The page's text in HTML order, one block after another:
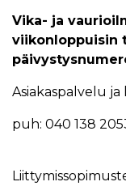
Vika- ja
viikonloppuisin
Asiakaspalvelu
puh: 040 138